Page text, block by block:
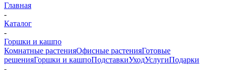
Главная
-
Каталог
-
Горшки и кашпо
Комнатные растенияОфисные растенияГотовые
решенияГоршки и кашпоПодставкиУходУслугиПодарки